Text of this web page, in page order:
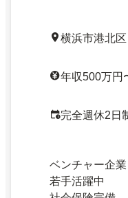
横浜市港北
年収500万円
完全週休2日
ベンチャー企業
若手活躍中